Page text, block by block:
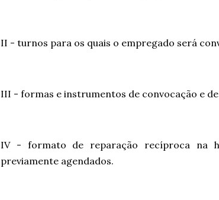
II - turnos para os quais o empregado será
III - formas e instrumentos de convocação e
IV - formato de reparação recíproca na
previamente agendados.